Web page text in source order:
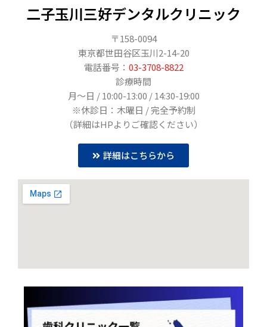
二子玉川三好デンタルクリニック
〒158-0094
東京都世田谷区玉川2-14-20
電話番号： 03-3708-8822
診療時間
月〜日 / 10:00-13:00 / 14:30-19:00
※休診日：木曜日 / 完全予約制
（詳細はHPよりご確認ください）
詳細はこちらから